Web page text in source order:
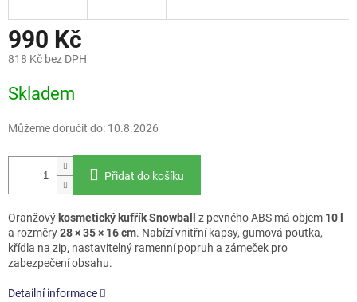
990 Kč
818 Kč bez DPH
cena:
Skladem
Můžeme doručit do: 10.8.2026
Přidat do košíku
Oranžový kosmetický kufřík Snowball z pevného ABS má objem 10 l
a rozměry28 × 35 × 16 cm. Nabízí vnitřní kapsy, gumová poutka,
křídla na zip, nastavitelný ramenní popruh a zámeček pro
zabezpečení obsahu.
Detailní informace